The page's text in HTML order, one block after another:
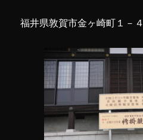
福井県敦賀市金ヶ崎町１－４